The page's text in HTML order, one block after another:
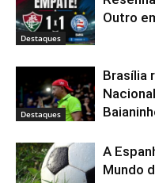
Destaques
Outro
Destaques
Brasília
A
Mundo